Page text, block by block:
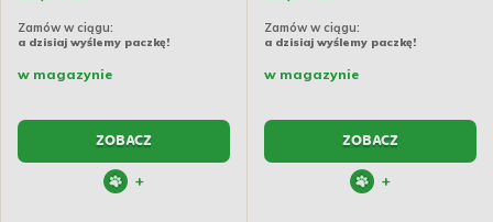
Zamów w ciągu:
a dzisiaj wyślemy paczkę!
w magazynie
ZOBACZ
+
Zamów w ciągu:
a dzisiaj wyślemy paczkę!
w magazynie
ZOBACZ
+